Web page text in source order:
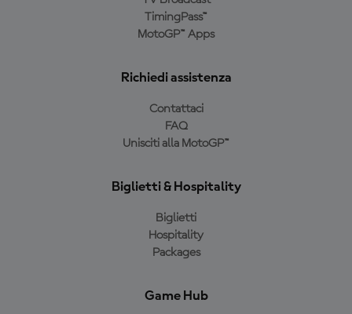
TimingPass™
MotoGP™ Apps
Richiedi assistenza
Contattaci
FAQ
Unisciti alla MotoGP™
Biglietti & Hospitality
Biglietti
Hospitality
Packages
Game Hub